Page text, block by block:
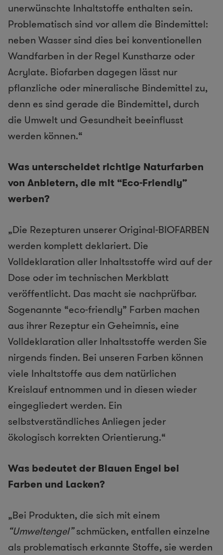
unerwünschte Inhaltstoffe enthalten sein.
Problematisch sind vor allem die Bindemittel:
neben Wasser sind dies bei konventionellen
Wandfarben in der Regel Kunstharze oder
Acrylate. Biofarben dagegen lässt nur
pflanzliche oder mineralische Bindemittel zu,
denn es sind gerade die Bindemittel, durch
die Umwelt und Gesundheit beeinflusst
werden können.“
Was unterscheidet richtige Naturfarben
von Anbietern, die mit “Eco-Friendly”
werben?
„Die Rezepturen unserer Original-BIOFARBEN
werden komplett deklariert. Die
Volldeklaration aller Inhaltsstoffe wird auf der
Dose oder im technischen Merkblatt
veröffentlicht. Das macht sie nachprüfbar.
Sogenannte “eco-friendly” Farben machen
aus ihrer Rezeptur ein Geheimnis, eine
Volldeklaration aller Inhaltsstoffe werden Sie
nirgends finden. Bei unseren Farben können
viele Inhaltstoffe aus dem natürlichen
Kreislauf entnommen und in diesen wieder
eingegliedert werden. Ein
selbstverständliches Anliegen jeder
ökologisch korrekten Orientierung.“
Was bedeutet der Blauen Engel bei
Farben und Lacken?
„Bei Produkten, die sich mit einem
“Umweltengel”schmücken, entfallen einzelne
als problematisch erkannte Stoffe, sie werden